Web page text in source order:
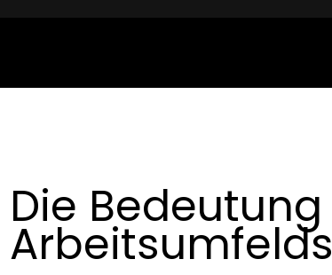
Die
Arbeitsumfelds